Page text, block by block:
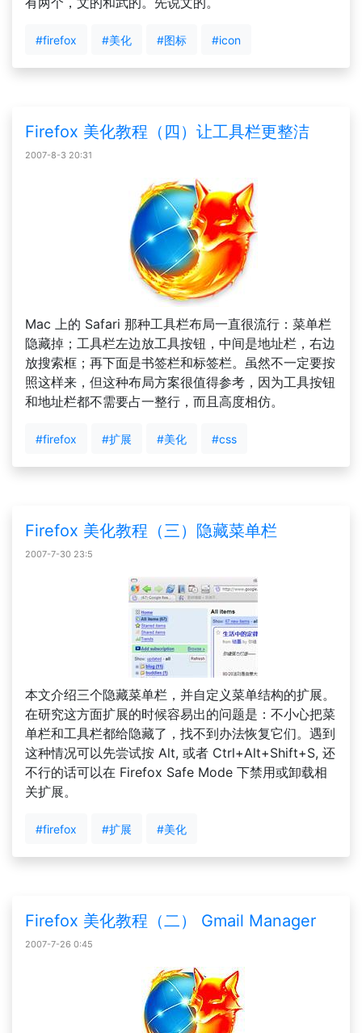
#firefox #美化 #图标 #icon
Firefox 美化教程（四）让工具栏更整洁
2007-8-3 20:31
Mac 上的 Safari 那种工具栏布局一直很流行：菜单栏
隐藏掉；工具栏左边放工具按钮，中间是地址栏，右边
放搜索框；再下面是书签栏和标签栏。虽然不一定要按
照这样来，但这种布局方案很值得参考，因为工具按钮
和地址栏都不需要占一整行，而且高度相仿。
#firefox #扩展 #美化 #css
Firefox 美化教程（三）隐藏菜单栏
2007-7-30 23:5
本文介绍三个隐藏菜单栏，并自定义菜单结构的扩展。
在研究这方面扩展的时候容易出的问题是：不小心把菜
单栏和工具栏都给隐藏了，找不到办法恢复它们。遇到
这种情况可以先尝试按 Alt, 或者 Ctrl+Alt+Shift+S, 还
不行的话可以在 Firefox Safe Mode 下禁用或卸载相
关扩展。
#firefox #扩展 #美化
Firefox 美化教程（二） Gmail Manager
2007-7-26 0:45